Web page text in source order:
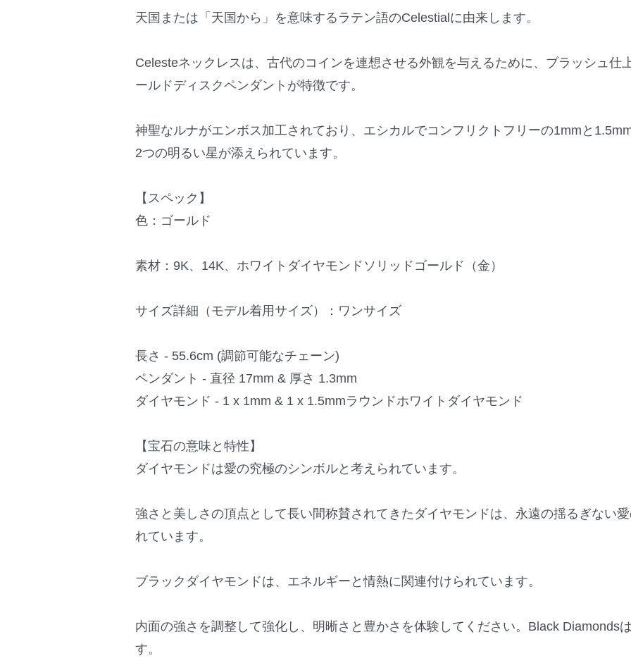
天国または「天国から」​​を意味するラテン語のCelestialに由来します。
Celesteネックレスは、古代のコインを連想させる外観を与えるために、ブラッシュ仕
ールドディスクペンダントが特徴です。
神聖なルナがエンボス加工されており、エシカルでコンフリクトフリーの1mmと
2つの明るい星が添えられています。
【スペック】
色：ゴールド
素材：9K、14K、ホワイトダイヤモンドソリッドゴールド（金）
サイズ詳細（モデル着用サイズ）：ワンサイズ
長さ - 55.6cm (調節可能なチェーン)
ペンダント - 直径 17mm & 厚さ 1.3mm
ダイヤモンド - 1 x 1mm & 1 x 1.5mmラウンドホワイトダイヤモンド
【宝石の意味と特性】
ダイヤモンドは愛の究極のシンボルと考えられています。
強さと美しさの頂点として長い間称賛されてきたダイヤモンドは、永遠の揺るぎない
れています。
ブラックダイヤモンドは、エネルギーと情熱に関連付けられています。
内面の強さを調整して強化し、明晰さと豊かさを体験してください。Black Diamonds
す。